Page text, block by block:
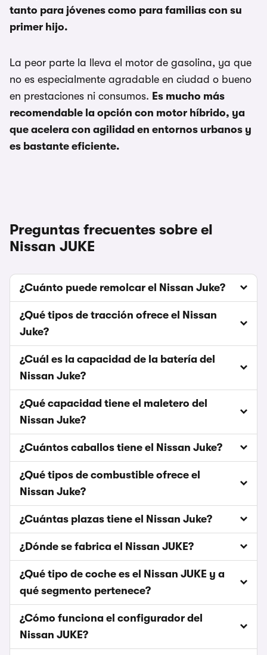
tanto para jóvenes como para familias con su
primer hijo.
La peor parte la lleva el motor de gasolina, ya que
no es especialmente agradable en ciudad o bueno
en prestaciones ni consumos. Es mucho más
recomendable la opción con motor híbrido, ya
que acelera con agilidad en entornos urbanos y
es bastante eficiente.
Preguntas frecuentes sobre el
Nissan JUKE
¿Cuánto puede remolcar el Nissan Juke?
¿Qué tipos de tracción ofrece el Nissan
Juke?
¿Cuál es la capacidad de la batería del
Nissan Juke?
¿Qué capacidad tiene el maletero del
Nissan Juke?
¿Cuántos caballos tiene el Nissan Juke?
¿Qué tipos de combustible ofrece el
Nissan Juke?
¿Cuántas plazas tiene el Nissan Juke?
¿Dónde se fabrica el Nissan JUKE?
¿Qué tipo de coche es el Nissan JUKE y a
qué segmento pertenece?
¿Cómo funciona el configurador del
Nissan JUKE?